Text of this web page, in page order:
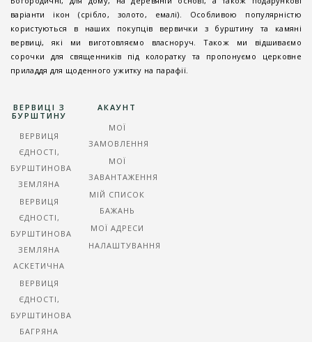
варіанти ікон (срібло, золото, емалі). Особливою популярністю
користуються в наших покупців вервички з бурштину та камяні
вервиці, які ми виготовляємо власноруч. Також ми відшиваємо
сорочки для священників під колоратку та пропонуємо церковне
приладдя для щоденного ужитку на парафії.
ВЕРВИЦІ З
БУРШТИНУ
ВЕРВИЦЯ
ЄДНОСТІ,
БУРШТИНОВА
ЗЕМЛЯНА
ВЕРВИЦЯ
ЄДНОСТІ,
БУРШТИНОВА
ЗЕМЛЯНА
АСКЕТИЧНА
ВЕРВИЦЯ
ЄДНОСТІ,
БУРШТИНОВА
БАГРЯНА
АКАУНТ
МОЇ
ЗАМОВЛЕННЯ
МОЇ
ЗАВАНТАЖЕННЯ
МІЙ СПИСОК
БАЖАНЬ
МОЇ АДРЕСИ
НАЛАШТУВАННЯ